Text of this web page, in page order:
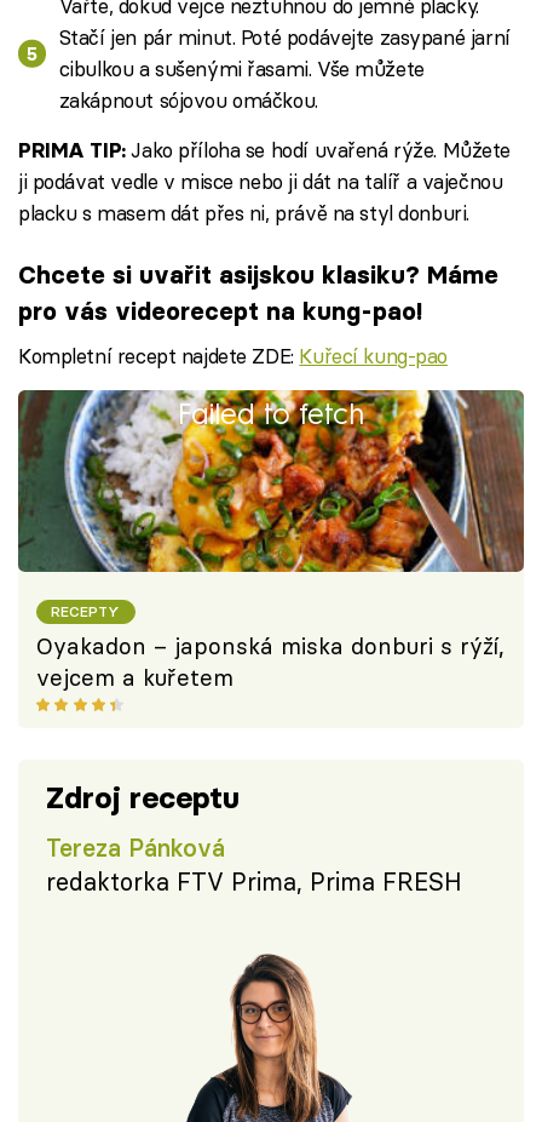
Vařte, dokud vejce neztuhnou do jemné placky.
Stačí jen pár minut. Poté podávejte zasypané jarní
cibulkou a sušenými řasami. Vše můžete
zakápnout sójovou omáčkou.
PRIMA TIP:Jako příloha se hodí uvařená rýže. Můžete
ji podávat vedle v misce nebo ji dát na talíř a vaječnou
placku s masem dát přes ni, právě na styl donburi.
Chcete si uvařit asijskou klasiku? Máme
pro vás videorecept na kung-pao!
Kompletní recept najdete ZDE: Kuřecí kung-pao
Failed to fetch
RECEPTY
Oyakadon – japonská miska donburi s rýží,
vejcem a kuřetem
Zdroj receptu
Tereza Pánková
redaktorka FTV Prima, Prima FRESH